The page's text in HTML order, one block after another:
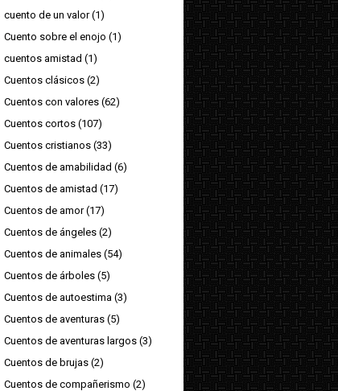
cuento de un valor (1)
Cuento sobre el enojo (1)
cuentos amistad (1)
Cuentos clásicos (2)
Cuentos con valores (62)
Cuentos cortos (107)
Cuentos cristianos (33)
Cuentos de amabilidad (6)
Cuentos de amistad (17)
Cuentos de amor (17)
Cuentos de ángeles (2)
Cuentos de animales (54)
Cuentos de árboles (5)
Cuentos de autoestima (3)
Cuentos de aventuras (5)
Cuentos de aventuras largos (3)
Cuentos de brujas (2)
Cuentos de compañerismo (2)